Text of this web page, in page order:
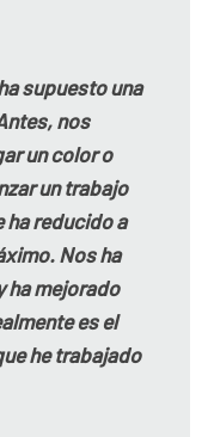
supuesto una
nos
un color o
un trabajo
ha reducido a
Nos ha
ha mejorado
es el
he trabajado